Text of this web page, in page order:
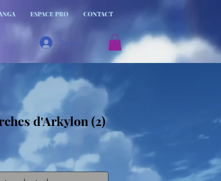
ESPACE PRO CONTACT
Se connecter
d'Arkylon (2)